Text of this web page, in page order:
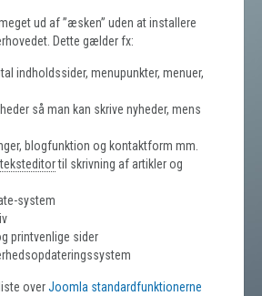
ud af ”æsken” uden at installere
Dette gælder fx:
indholdssider, menupunkter, menuer,
så man kan skrive nyheder, mens
blogfunktion og kontaktform mm.
teksteditortil skrivning af artikler og
system
printvenlige sider
overJoomla standardfunktionerne